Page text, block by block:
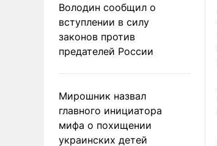
Володин сообщил о
вступлении в силу
законов против
предателей России
Мирошник назвал
главного инициатора
мифа о похищении
украинских детей